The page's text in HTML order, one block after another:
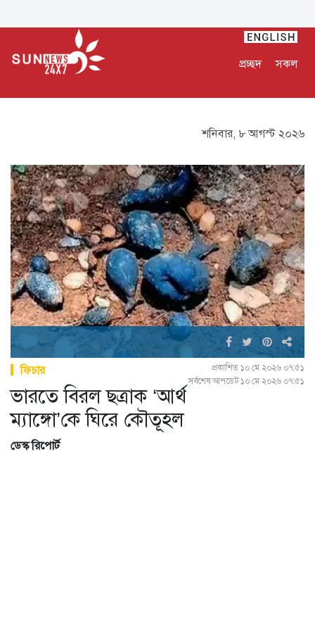
প্রচ্ছদ সকল
শনিবার, ৮ আগস্ট ২০২৬
ফিচার
প্রকাশিত ১০ মে ২০২৬ ০৭:৫১
সর্বশেষ আপডেট ১০ মে ২০২৬ ০৭:৫১
ভারতে বিরল ছত্রাক ‘আর্থ
ম্যাঙ্গো’কে ঘিরে কৌতূহল
ডেস্ক রিপোর্ট